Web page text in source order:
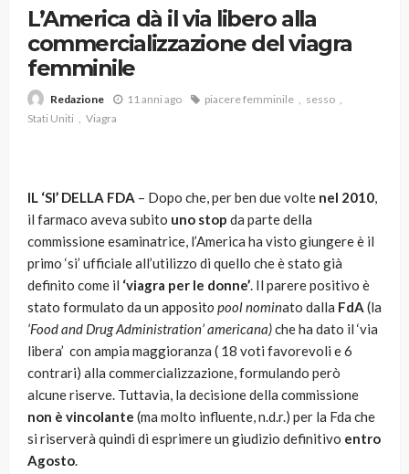
L’America dà il via libero alla
commercializzazione del viagra
femminile
Redazione 11 anni ago piacere femminile
sesso
Stati Uniti
Viagra
IL ‘SI’ DELLA FDA – Dopo che, per ben due volte nel 2010,
il farmaco aveva subito uno stop da parte della
commissione esaminatrice, l’America ha visto giungere è il
primo ‘si’ ufficiale all’utilizzo di quello che è stato già
definito come il ‘viagra per le donne’. Il parere positivo è
stato formulato da un apposito pool nominato dalla FdA (la
‘Food and Drug Administration’ americana)che ha dato il ‘via
libera’ con ampia maggioranza ( 18 voti favorevoli e 6
contrari) alla commercializzazione, formulando però
alcune riserve. Tuttavia, la decisione della commissione
non è vincolante (ma molto influente, n.d.r.) per la Fda che
si riserverà quindi di esprimere un giudizio definitivo entro
Agosto.